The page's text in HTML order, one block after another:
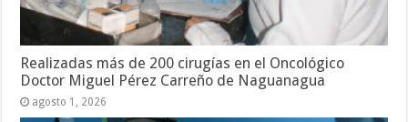
Realizadas más de 200 cirugías en el Oncológico
Doctor Miguel Pérez Carreño de Naguanagua
agosto 1, 2026